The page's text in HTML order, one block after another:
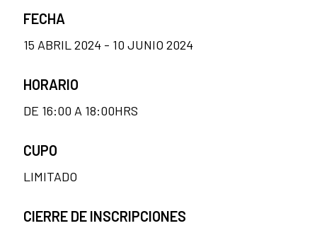
FECHA
15 ABRIL 2024 - 10 JUNIO 2024
HORARIO
DE 16:00 A 18:00HRS
CUPO
LIMITADO
CIERRE DE INSCRIPCIONES